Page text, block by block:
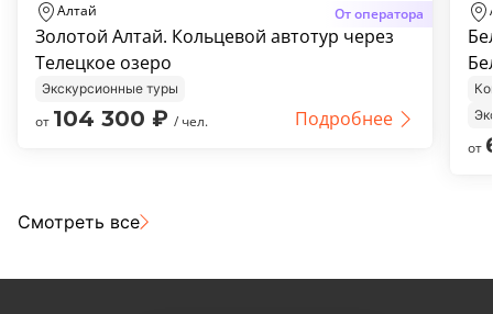
Алтай От оператора
Золотой Алтай. Кольцевой автотур через
Телецкое озеро
Экскурсионные туры
Подробнее
от 104 300 ₽ / чел.
от
Смотреть все